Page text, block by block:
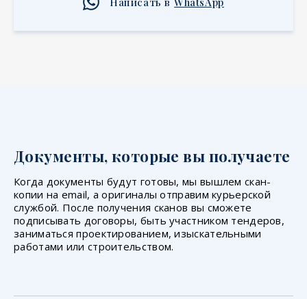
Документы, которые вы получаете
Когда документы будут готовы, мы вышлем скан-
копии на email, а оригиналы отправим курьерской
службой. После получения сканов вы сможете
подписывать договоры, быть участником тендеров,
заниматься проектированием, изыскательными
работами или строительством.